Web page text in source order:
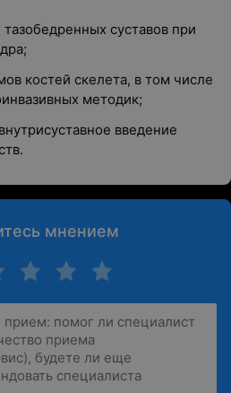
суставов при
костей скелета, в том числе
методик;
введение
мнением